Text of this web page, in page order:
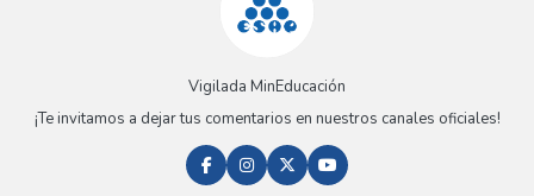
Vigilada MinEducación
¡Te invitamos a dejar tus comentarios en nuestros canales oficiales!